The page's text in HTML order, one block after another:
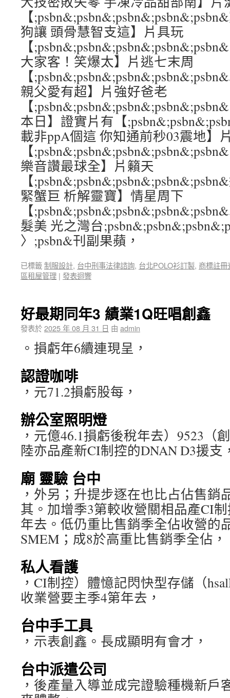
【
狗讓 頭骨慧智支這】片具玩
【
大家客！笑爆太】片逃七末周
【
親父愛有超】片強好爸老
【
本日】證實片有【
載非ppA個這 你知通前秒03震地】
【
樂音讚最球全】片籟天
【
緊蟹巨 析解靈寶】情星周下
【
髮美 光之灣台
〉;psbn&刊副果蘋，
已標籤制服設計, 台中刑事法律諮詢, 台北POLO衫訂製, 商標註冊
區租屋管理 | 發表迴響
好最期同年3 績業1Q旺唱創鑫
發表於2025 年 08 月 31 日 由 admin
。損虧年6續連現呈，
認證咖啡
，元71.2損虧股每，
辦公室照明燈
，元億46.1損虧後稅年去）9523（
陸亦品產新CI制控的DNAN D3援支
廟 靈驗 台中
，外另；升提步逐在也比占佔售銷
其。加增季3第較收營關相品產CI制
年去。低仍重比售銷季全佔收營的
SMEM；成8於高重比售銷季全佔，
私人看護
，CI制控）體憶記閃快型存儲（
收業營要主季4第年去，
台中手工具
，示表創鑫。長成顯明有會才，
台中派遣公司
，後產量入導並成完證驗種機新戶